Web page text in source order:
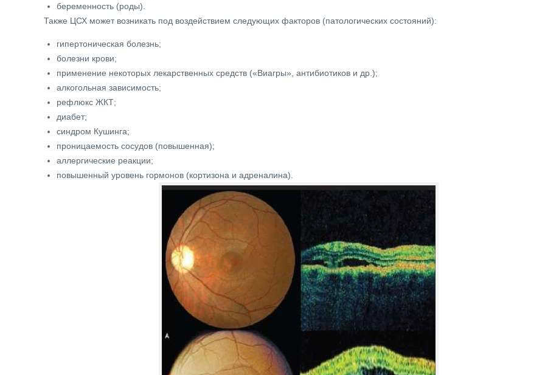
беременность (роды).
Также ЦСХ может возникать под воздействием следующих факторов (патологических состояний):
гипертоническая болезнь;
болезни крови;
применение некоторых лекарственных средств («Виагры», антибиотиков и др.);
алкогольная зависимость;
рефлюкс ЖКТ;
диабет;
синдром Кушинга;
проницаемость сосудов (повышенная);
аллергические реакции;
повышенный уровень гормонов (кортизона и адреналина).